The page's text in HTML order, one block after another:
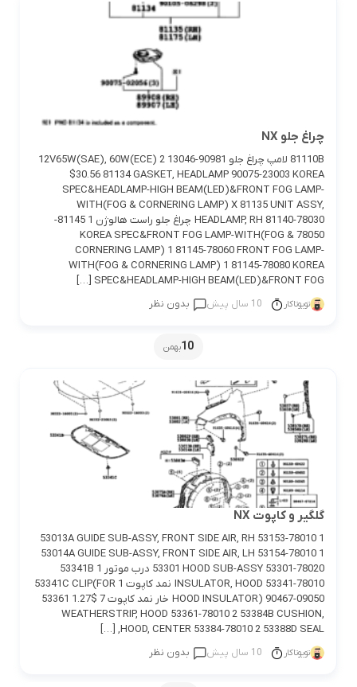
چراغ جلو NX
81110B لامپ چراغ جلو 90981-13046 12V65W(SAE), 60W(ECE) 2
$30.56 81134 GASKET, HEADLAMP 90075-23003 KOREA
SPEC&HEADLAMP-HIGH BEAM(LED)&FRONT FOG LAMP-
WITH(FOG & CORNERING LAMP) X 81135 UNIT ASSY,
HEADLAMP, RH 81140-78030 چراغ جلو راست هالوژن 1 81145-
78050 KOREA SPEC&FRONT FOG LAMP-WITH(FOG &
CORNERING LAMP) 1 81145-78060 FRONT FOG LAMP-
WITH(FOG & CORNERING LAMP) 1 81145-78080 KOREA
SPEC&HEADLAMP-HIGH BEAM(LED)&FRONT FOG […]
تویوتاکار 10 سال پیش بدون نظر
10بهمن
گلگير و كاپوت NX
53013A GUIDE SUB-ASSY, FRONT SIDE AIR, RH 53153-78010 1
53014A GUIDE SUB-ASSY, FRONT SIDE AIR, LH 53154-78010 1
53301 HOOD SUB-ASSY 53301-78020 درب موتور 1 53341B
INSULATOR, HOOD 53341-78010 نمد كاپوت 1 53341C CLIP(FOR
HOOD INSULATOR) 90467-09050 خار نمد كاپوت 7 $1.27 53361
WEATHERSTRIP, HOOD 53361-78010 2 53384B CUSHION,
HOOD, CENTER 53384-78010 2 53388D SEAL, […]
تویوتاکار 10 سال پیش بدون نظر